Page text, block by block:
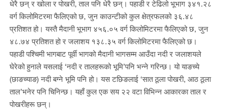
धेरै छन् र खोला र पोखरी, ताल पनि धेरै छन्। पहाडी र टेढिलो भूभाग ३४१.२८
वर्ग किलोमिटरमा फैलिएको छ, जुन काउन्टीको कुल क्षेत्रफलको ३६.४८
प्रतिशत हो। यस्तै मैदानी भूभाग ४५६.०५ वर्ग किलोमिटरमा फैलिएको छ, जुन
४८.७४ प्रतिशत हो र जलाशय १३८.३५ वर्ग किलोमिटरमा फैलिएको छ।
पहाडी पश्चिमी भागबाट पूर्वी भागको मैदानी भागसम्म आउँदा नदी र जलाशयले
घेरेको हुनाले यसलाई ‘नदी र तालहरूको भूमि’पनि भन्ने गरिन्छ। यो याङच्ये
(छाङच्याङ) नदी बग्ने भूमि पनि हो। यस टछिङलाई ‘सात ठूला पोखरी, आठ ठूला
ताल’भनेर पनि चिनिन्छ। यहाँ कुल एक सय २२ वटा विभिन्न आकारका ताल र
पोखरीहरू छन्।